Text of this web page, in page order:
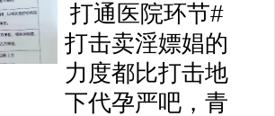
打通医院环节#
打击卖淫嫖娼的
力度都比打击地
下代孕严吧，青